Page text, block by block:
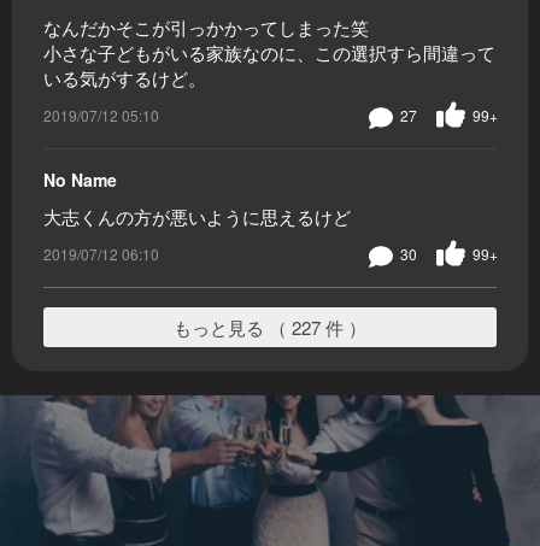
なんだかそこが引っかかってしまった笑
小さな子どもがいる家族なのに、この選択すら間違って
いる気がするけど。
2019/07/12 05:10 99+
27
No Name
大志くんの方が悪いように思えるけど
2019/07/12 06:10 99+
30
もっと見る （ 227 件 ）